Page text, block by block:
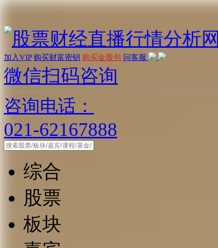
加入VIP 购买财富密钥 购买金股包 问客服
微信扫码咨询
咨询电话：
021-62167888
综合
股票
板块